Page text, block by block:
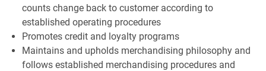
counts change back to customer according to
established operating procedures
Promotes credit and loyalty programs
Maintains and upholds merchandising philosophy and
follows established merchandising procedures and